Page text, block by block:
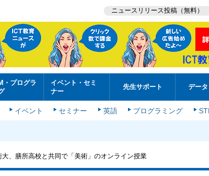
ニュースリリース投稿（無料）
・プログラ
イベント・セミ
ナー
先生サポート デー
イベント セミナー 英語 プログラミング
大、膳所高校と共同で「美術」のオンライン授業